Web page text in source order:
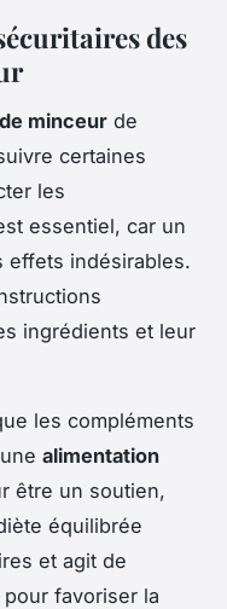
des
minceur de
certaines
les
essentiel, car un
effets indésirables.
ingrédients et leur
les compléments
alimentation
être un soutien,
équilibrée
et agit de
favoriser la